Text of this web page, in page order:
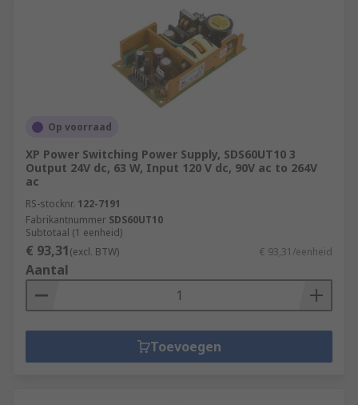
Op voorraad
XP Power Switching Power Supply, SDS60UT10 3
Output 24V dc, 63 W, Input 120 V dc, 90V ac to 264V
ac
RS-stocknr. 122-7191
Fabrikantnummer SDS60UT10
Subtotaal (1 eenheid)
€ 93,31(excl. BTW) € 93,31/eenheid
Aantal
Toevoegen